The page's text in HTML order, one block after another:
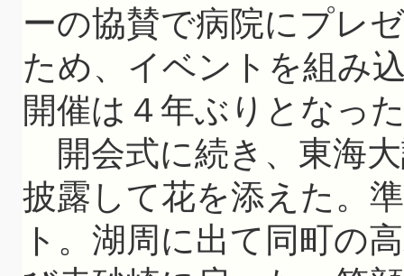
ーの協賛で病院にプレ
ため、イベントを組み
開催は４年ぶりとなっ
開会式に続き、東海
披露して花を添えた。
ト。湖周に出て同町の